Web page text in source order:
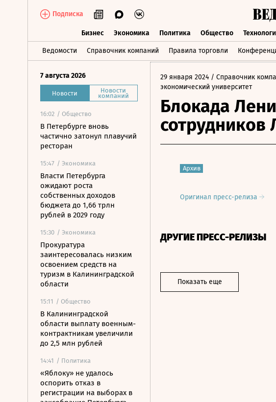
Подписка
Бизнес Экономика Политика Общество
Ведомости Справочник компаний Правила торговли
Бизнес Экономика Политика Общество
7 августа 2026
Новости Новости
компаний
16:02 / Общество
В Петербурге вновь
частично затонул плавучий
ресторан
15:47 / Экономика
Власти Петербурга
ожидают роста
собственных доходов
бюджета до 1,66 трлн
рублей в 2029 году
15:30 / Экономика
Прокуратура
заинтересовалась низким
освоением средств на
туризм в Калининградской
области
15:11 / Общество
В Калининградской
области выплату военным-
контрактникам увеличили
до 2,5 млн рублей
14:41 / Политика
«Яблоку» не удалось
оспорить отказ в
регистрации на выборах в
29 января 2024 / Справочник
экономический университет
Блокада
Архив
Оригинал пресс-релиза
ДРУГИЕ ПРЕСС-РЕЛИЗЫ
Показать еще